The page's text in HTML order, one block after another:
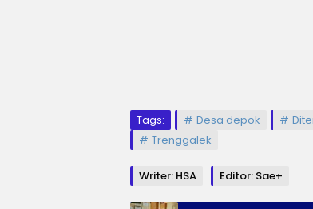
Tags: Desa depok
Trenggalek
Writer: HSA Editor: Sae+